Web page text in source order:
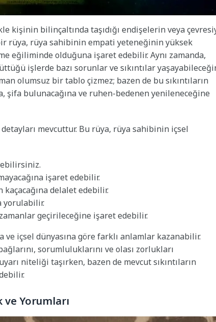
kişinin bilinçaltında taşıdığı endişelerin veya
rüya, rüya sahibinin empati yeteneğinin yüksek
eğiliminde olduğuna işaret edebilir. Aynı zamanda,
işlerde bazı sorunlar ve sıkıntılar
olumsuz bir tablo çizmez; bazen de bu sıkıntıların
şifa bulunacağına ve ruhen-bedenen yenileneceğine
detayları mevcuttur. Bu rüya, rüya sahibinin içsel
işaret edebilir.
kaçacağına delalet edebilir.
yorulabilir.
geçirileceğine işaret edebilir.
içsel dünyasına göre farklı anlamlar kazanabilir.
sorumluluklarını ve olası zorlukları
niteliği taşırken, bazen de mevcut sıkıntıların
ve Yorumları